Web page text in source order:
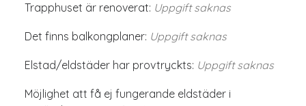
Trapphuset är renoverat: Uppgift saknas
Det finns balkongplaner: Uppgift saknas
Elstad/eldstäder har provtryckts: Uppgift saknas
Möjlighet att få ej fungerande eldstäder i